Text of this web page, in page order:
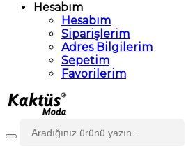
Hesabım
Hesabım
Siparişlerim
Adres Bilgilerim
Sepetim
Favorilerim